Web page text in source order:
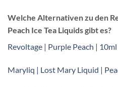
Welche Alternativen zu den
Peach Ice Tea Liquids gibt es?
Revoltage | Purple Peach |
Maryliq | Lost Mary Liquid |